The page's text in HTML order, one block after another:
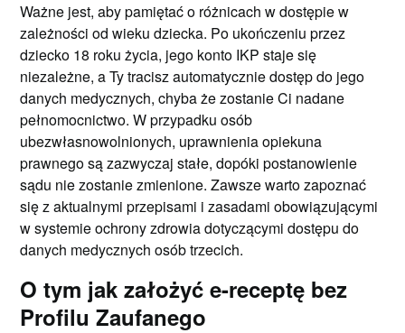
Ważne jest, aby pamiętać o różnicach w dostępie w
zależności od wieku dziecka. Po ukończeniu przez
dziecko 18 roku życia, jego konto IKP staje się
niezależne, a Ty tracisz automatycznie dostęp do jego
danych medycznych, chyba że zostanie Ci nadane
pełnomocnictwo. W przypadku osób
ubezwłasnowolnionych, uprawnienia opiekuna
prawnego są zazwyczaj stałe, dopóki postanowienie
sądu nie zostanie zmienione. Zawsze warto zapoznać
się z aktualnymi przepisami i zasadami obowiązującymi
w systemie ochrony zdrowia dotyczącymi dostępu do
danych medycznych osób trzecich.
O tym jak założyć e-receptę bez
Profilu Zaufanego